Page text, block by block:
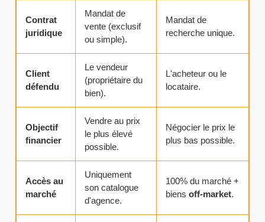
Contrat
juridique
Mandat de
vente (exclusif
ou simple).
Mandat de
recherche unique.
Client
défendu
Le vendeur
(propriétaire du
bien).
L'acheteur ou le
locataire.
Objectif
financier
Vendre au prix
le plus élevé
possible.
Négocier le prix le
plus bas possible.
Accès au
marché
Uniquement
son catalogue
d'agence.
100% du marché +
biens off-market.